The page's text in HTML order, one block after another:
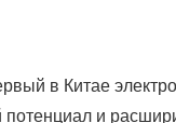
в Китае
потенциал и